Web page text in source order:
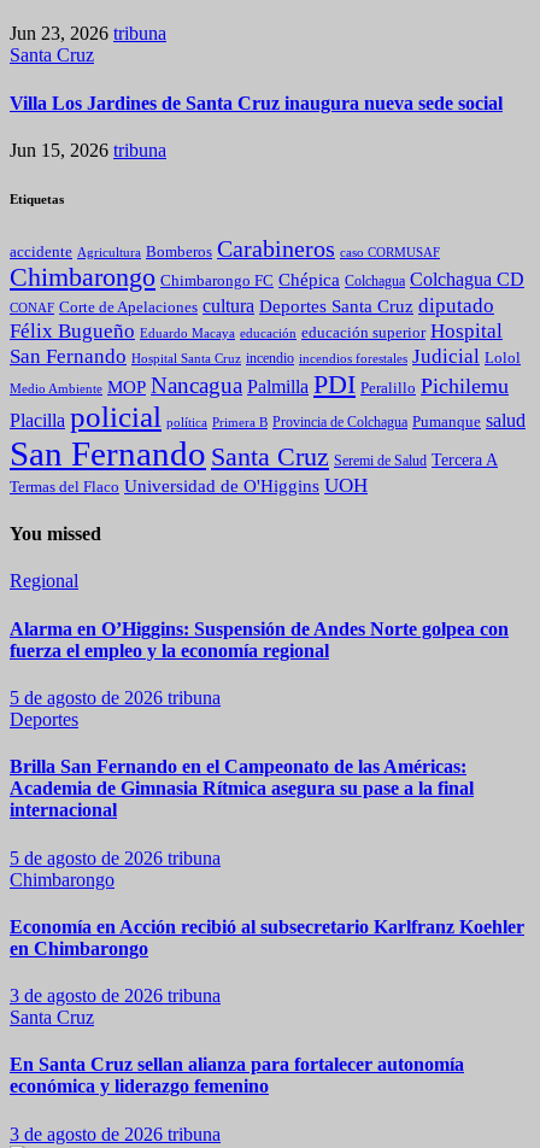
Jun 23, 2026 tribuna
Santa Cruz
Villa Los Jardines de Santa Cruz inaugura nueva sede social
Jun 15, 2026 tribuna
Etiquetas
accidente Agricultura Bomberos Carabineros caso CORMUSAF
Chimbarongo Chimbarongo FC Chépica Colchagua Colchagua CD
CONAF Corte de Apelaciones cultura Deportes Santa Cruz diputado
Félix Bugueño Eduardo Macaya educación educación superior Hospital
San Fernando Hospital Santa Cruz incendio incendios forestales Judicial Lolol
Medio Ambiente MOP Nancagua Palmilla PDI Peralillo Pichilemu
Placilla policial política Primera B Provincia de Colchagua Pumanque salud
San Fernando Santa Cruz Seremi de Salud Tercera A
Termas del Flaco Universidad de O'Higgins UOH
You missed
Regional
Alarma en O’Higgins: Suspensión de Andes Norte golpea con
fuerza el empleo y la economía regional
5 de agosto de 2026 tribuna
Deportes
Brilla San Fernando en el Campeonato de las Américas:
Academia de Gimnasia Rítmica asegura su pase a la final
internacional
5 de agosto de 2026 tribuna
Chimbarongo
Economía en Acción recibió al subsecretario Karlfranz Koehler
en Chimbarongo
3 de agosto de 2026 tribuna
Santa Cruz
En Santa Cruz sellan alianza para fortalecer autonomía
económica y liderazgo femenino
3 de agosto de 2026 tribuna